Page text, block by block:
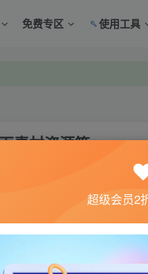
免费专区 使用工具
定！
！
素材资源等…
超级会员2